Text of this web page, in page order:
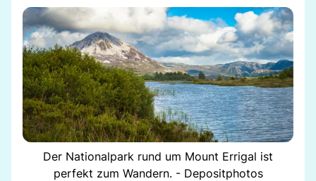
Der Nationalpark rund um Mount Errigal ist
perfekt zum Wandern. - Depositphotos